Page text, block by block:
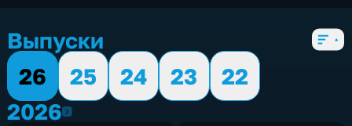
Выпуски
26
25 24 23
22
20262026